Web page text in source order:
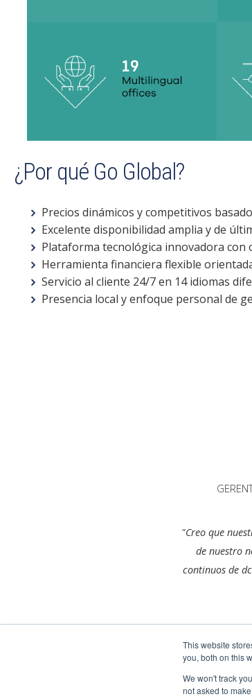
This website
you, both on this
We won't track
not asked to
¿Por qué Go Global?
Precios dinámicos y competitivos
Excelente disponibilidad amplia y de
Plataforma tecnológica innovadora con
Herramienta financiera flexible
Servicio al cliente 24/7 en 14 idiomas
Presencia local y enfoque personal de
"Creo que
de nuestro
continuos de